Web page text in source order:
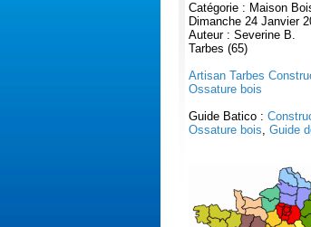
Catégorie : Maison
Dimanche 24 Janvier
Auteur : Severine B.
Tarbes (65)
Artisan Tarbes
Ossature bois
Guide Batico :
Ossature bois, Guide